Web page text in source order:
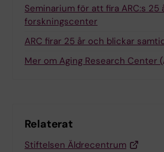
Seminarium för att fira ARC:s 25
forskningscenter
ARC firar 25 år och blickar
Mer om Aging Research Center
Relaterat
Stiftelsen Äldrecentrum